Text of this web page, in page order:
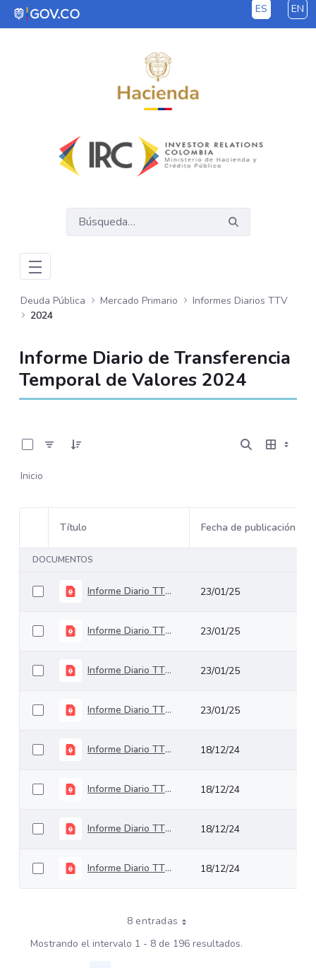
Saltar al contenido principal ES EN
Deuda Pública Mercado Primario
Informes Diarios TTV
2024
Informe Diario de Transferencia
Temporal de Valores 2024
Inicio
Selección del elemento
Título Fecha de publicación
DOCUMENTOS
Informe Diario TTV 19 Diciembre de 2024 23/01/25
Informe Diario TTV 18 Diciembre de 2024 23/01/25
Informe Diario TTV 17 Diciembre de 2024 23/01/25
Informe Diario TTV 16 Diciembre de 2024 23/01/25
Informe Diario TTV 13 Diciembre de 2024 18/12/24
Informe Diario TTV 12 Diciembre de 2024 18/12/24
Informe Diario TTV 11 Diciembre de 2024 18/12/24
Informe Diario TTV 10 Diciembre de 2024 18/12/24
8 entradas
Mostrando el intervalo 1 - 8 de 196 resultados.